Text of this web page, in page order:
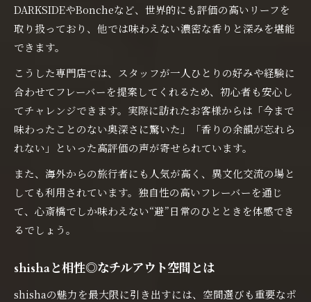
DARKSIDEやBoncheなど、世界的にも評価の高いリーフを
取り扱っており、他では味わえない濃密な香りと深みを堪能
できます。
こうした専門店では、スタッフが一人ひとりの好みや経験に
合わせてフレーバーを提案してくれるため、初心者も安心し
てチャレンジできます。実際に訪れたお客様からは「今まで
味わったことのない奥深さに驚いた」「香りの余韻が忘れら
れない」といった高評価の声が寄せられています。
また、海外からの旅行者にも人気が高く、異文化交流の場と
しても利用されています。独自性の高いフレーバーを通じ
て、心斎橋でしか味わえない“避”日常のひとときを体感でき
るでしょう。
shishaと相性◎なチルアウト空間とは
shishaの魅力を最大限に引き出すには、空間選びも重要なポ